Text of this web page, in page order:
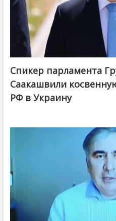
Спикер парламента
Саакашвили
РФ в Украину